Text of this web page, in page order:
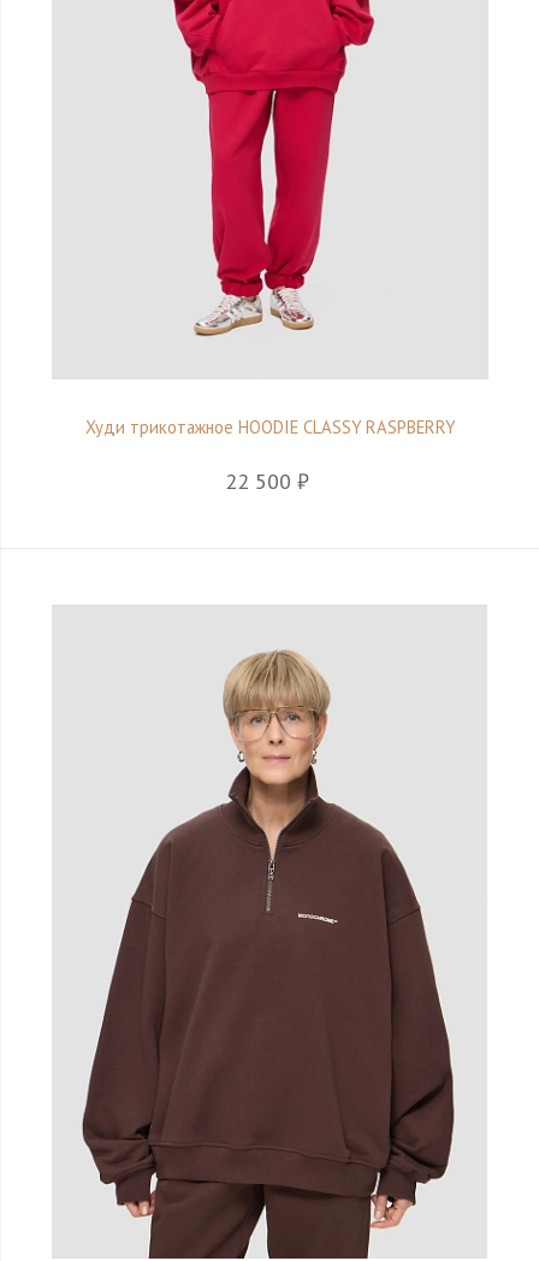
Худи трикотажное HOODIE CLASSY RASPBERRY
22 500 ₽